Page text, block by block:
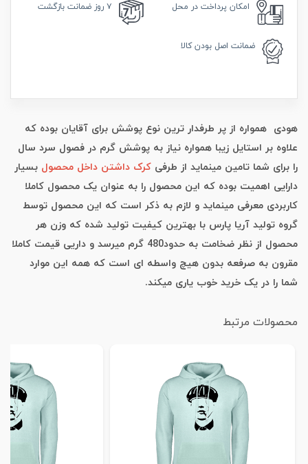
امکان پرداخت در محل ۷ روز ضمانت بازگشت
ضمانت اصل بودن کالا
هودی همواره از پر طرفدار ترین نوع پوشش برای آقایان بوده که
علاوه بر استایل زیبا همواره نیاز به پوشش گرم در فصول سرد سال
را برای شما تامین مینماید از طرفی کرک داشتن داخل محصول بسیار
دارایی اهمیت بوده که این محصول را به عنوان یک محصول کاملا
کاربردی معرفی مینماید و لازم به ذکر است که این محصول توسط
گروه تولید آریا پارس با بهترین کیفیت تولید شده که وزن هر
محصول از نظر ضخامت به حدود480 گرم میرسد و داریی قیمت کاملا
مقرون به صرفعه بدون هیچ واسطه ای است که همه این موارد
شما را در یک خرید خوب یاری میکند.
محصولات مرتبط